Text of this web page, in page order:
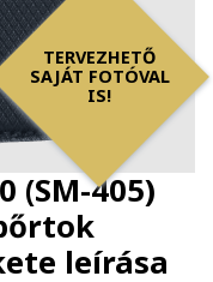
TERVEZHETŐ
SAJÁT FOTÓVAL
IS!
(SM-405)
leírása